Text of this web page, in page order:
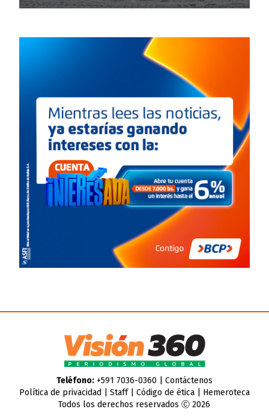
Teléfono:+591 7036-0360 | Contáctenos
Política de privacidad
Staff| Código de ética| Hemeroteca
Todos los derechos reservados Ⓒ 2026